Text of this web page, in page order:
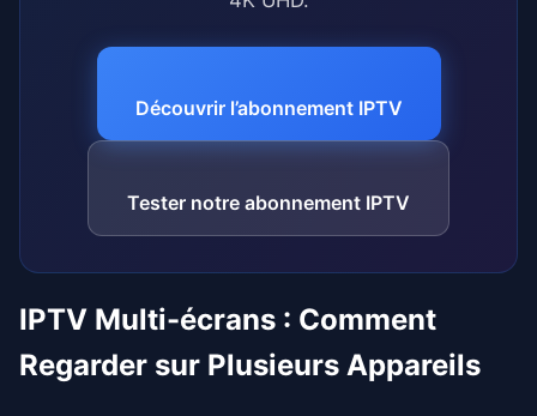
Découvrir l’abonnement IPTV
Tester notre abonnement IPTV
IPTV Multi-écrans : Comment
Regarder sur Plusieurs Appareils